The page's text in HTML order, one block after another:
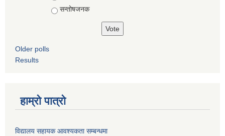
सन्तोषजनक
Older polls
Results
हाम्रो पात्रो
विद्यालय सहायक आवश्यकता सम्बन्धमा